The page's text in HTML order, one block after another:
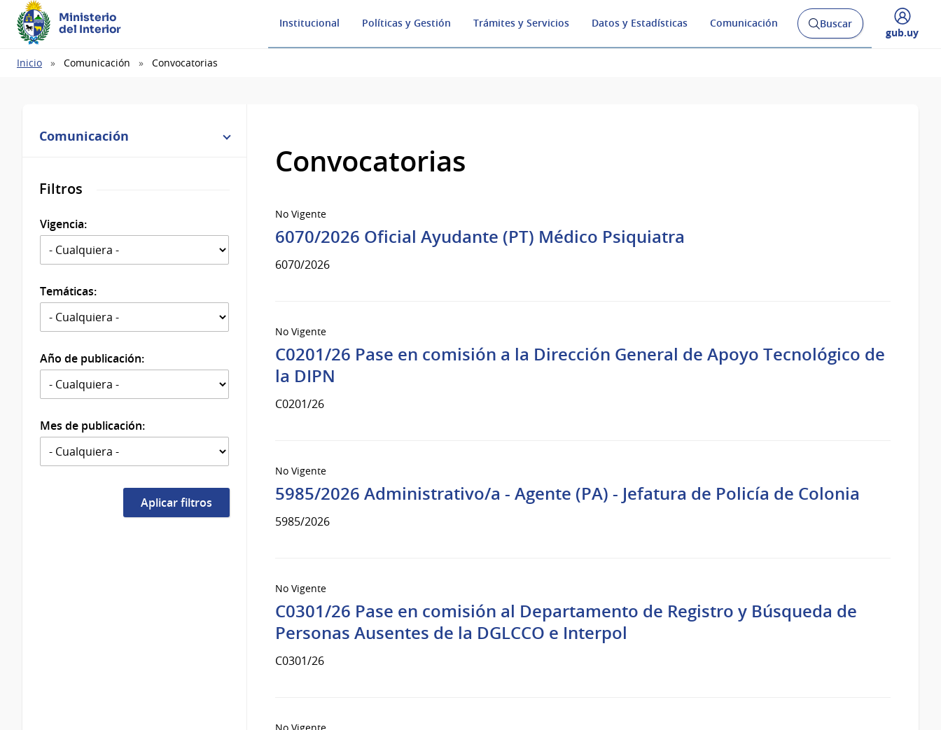
Ministerio
del Interior
Institucional Políticas y Gestión Trámites y Servicios Datos y Estadísticas Comunicación
Abrir
buscador
Buscar
Desplegar
gub.uy
Ruta
Inicio Comunicación Convocatorias
Comunicación
Filtros
Vigencia:
Temáticas:
Año de publicación:
Mes de publicación:
Convocatorias
No Vigente
6070/2026 Oficial Ayudante (PT) Médico Psiquiatra
6070/2026
No Vigente
C0201/26 Pase en comisión a la Dirección General de Apoyo Tecnológico de
la DIPN
C0201/26
No Vigente
5985/2026 Administrativo/a - Agente (PA) - Jefatura de Policía de Colonia
5985/2026
No Vigente
C0301/26 Pase en comisión al Departamento de Registro y Búsqueda de
Personas Ausentes de la DGLCCO e Interpol
C0301/26